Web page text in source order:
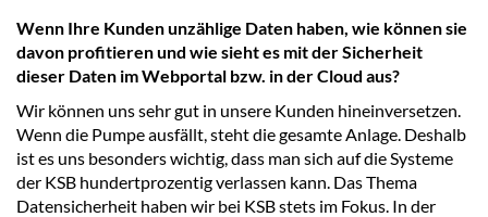
Wenn Ihre Kunden unzählige Daten haben, wie können sie
davon profitieren und wie sieht es mit der Sicherheit
dieser Daten im Webportal bzw. in der Cloud aus?
Wir können uns sehr gut in unsere Kunden hineinversetzen.
Wenn die Pumpe ausfällt, steht die gesamte Anlage. Deshalb
ist es uns besonders wichtig, dass man sich auf die Systeme
der KSB hundertprozentig verlassen kann. Das Thema
Datensicherheit haben wir bei KSB stets im Fokus. In der